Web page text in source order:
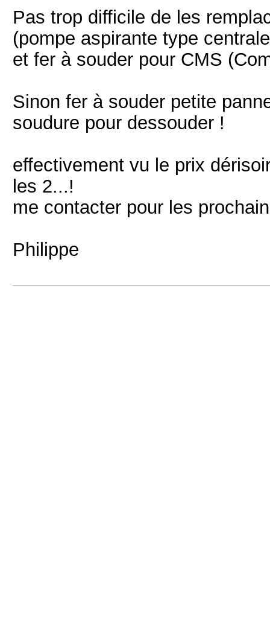
Pas trop difficile de les
(pompe aspirante type
et fer à souder pour CMS
Sinon fer à souder petite
soudure pour dessouder !
effectivement vu le prix
les 2...!
me contacter pour les
Philippe